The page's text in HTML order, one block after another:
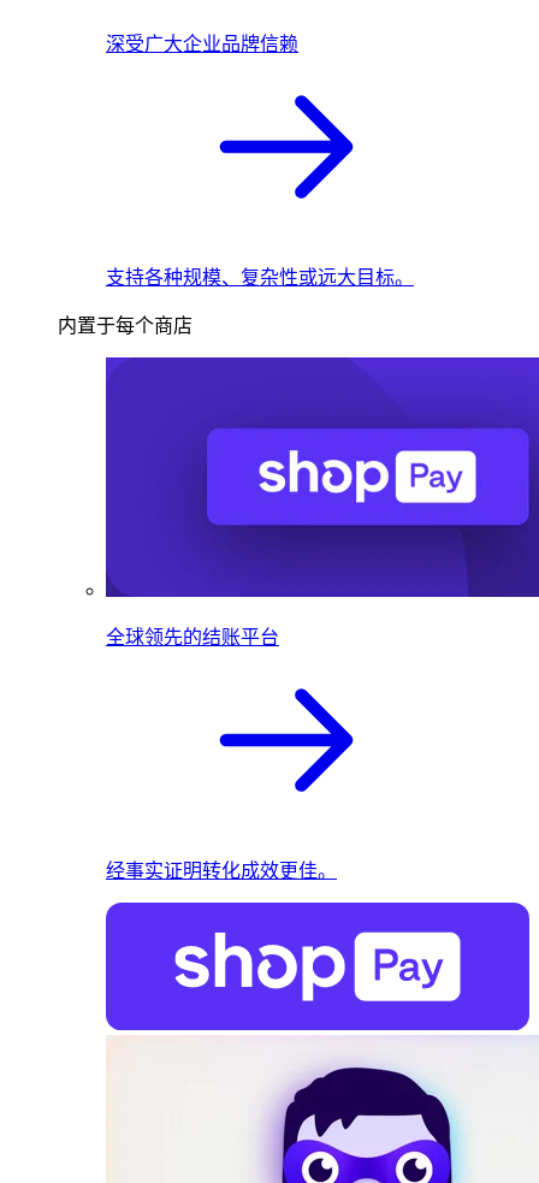
深受广大企业品牌信赖
支持各种规模、复杂性或远大目标。
内置于每个商店
全球领先的结账平台
经事实证明转化成效更佳。